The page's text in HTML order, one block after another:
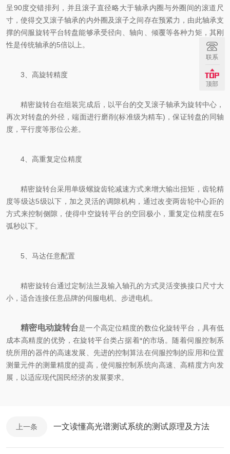
呈90度交错排列，并且滚子直径略大于轴承内圈与外圈间的滚道尺
寸，使得交叉滚子轴承的内外圈及滚子之间存在预紧力，由此轴承支
撑的伺服旋转平台转盘能够承受径向、轴向、倾覆等各种力矩，其刚
性是传统轴承的5倍以上。
3、高旋转精度
精密旋转台在组装完成后，以平台的交叉滚子轴承为旋转中心，
再次对转盘的外径，端面进行磨削(标准级为精车)，保证转盘的同轴
度，平行度等形位公差。
4、高重复定位精度
精密旋转台采用单级螺旋齿轮减速方式来增大输出扭矩，齿轮精
度等级达5级以下，加之灵活的调隙机构，通过改变两齿轮中心距的
方式来控制侧隙，使得中空旋转平台的空回极小，重复定位精度在5
弧秒以下。
5、马达任意配置
精密旋转台通过定制法兰及输入轴孔的方式灵活变换接口尺寸大
小，适合连接任意品牌的伺服电机、步进电机。
精密电动旋转台是一个高定位精度的数位化旋转平台，具有低
成本高精度的优势，在旋转平台类占据着*的市场。随着伺服控制系
统所用的器件的高速发展、先进的控制算法在伺服控制的应用和位置
测量元件的测量精度的提高，使伺服控制系统向高速、高精度方向发
展，以适应现代国民经济的发展要求。
上一条 一文读懂高光谱测试系统的测试原理及方法
联系
顶部